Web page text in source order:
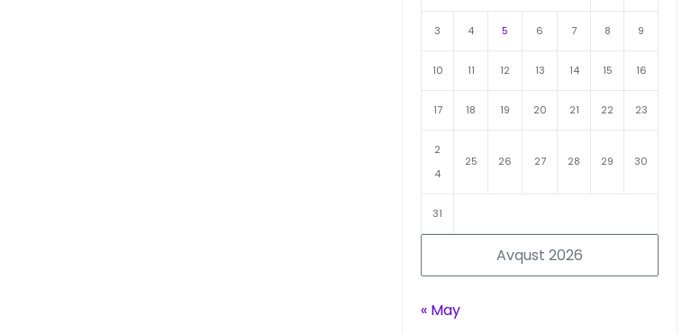
Avqust 2026
3 4 5 6 7 8 9
10 11 12 13 14 15 16
17 18 19 20 21 22 23
2
4
25 26 27 28 29 30
31
« May